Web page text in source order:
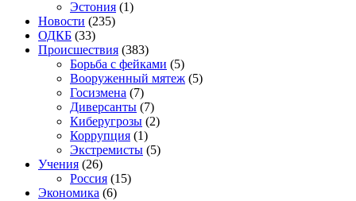
Эстония (1)
Новости (235)
ОДКБ (33)
Происшествия (383)
Борьба с фейками (5)
Вооруженный мятеж (5)
Госизмена (7)
Диверсанты (7)
Киберугрозы (2)
Коррупция (1)
Экстремисты (5)
Учения (26)
Россия (15)
Экономика (6)